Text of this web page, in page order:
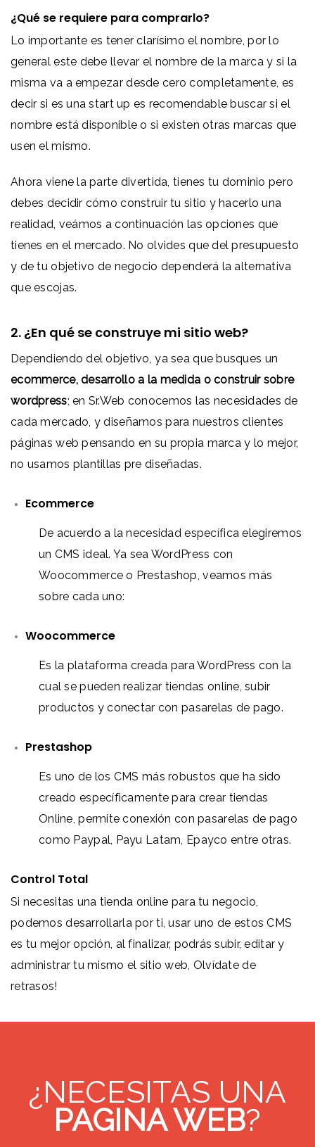
¿Qué se requiere para comprarlo?
Lo importante es tener clarísimo el nombre, por lo
general este debe llevar el nombre de la marca y si la
misma va a empezar desde cero completamente, es
decir si es una start up es recomendable buscar si el
nombre está disponible o si existen otras marcas que
usen el mismo.
Ahora viene la parte divertida, tienes tu dominio pero
debes decidir cómo construir tu sitio y hacerlo una
realidad, veámos a continuación las opciones que
tienes en el mercado. No olvides que del presupuesto
y de tu objetivo de negocio dependerá la alternativa
que escojas.
2. ¿En qué se construye mi sitio web?
Dependiendo del objetivo, ya sea que busques un
ecommerce, desarrollo a la medida o construir sobre
wordpress; en Sr.Web conocemos las necesidades de
cada mercado, y diseñamos para nuestros clientes
páginas web pensando en su propia marca y lo mejor,
no usamos plantillas pre diseñadas.
Ecommerce
De acuerdo a la necesidad específica elegiremos
un CMS ideal. Ya sea WordPress con
Woocommerce o Prestashop, veamos más
sobre cada uno:
Woocommerce
Es la plataforma creada para WordPress con la
cual se pueden realizar tiendas online, subir
productos y conectar con pasarelas de pago.
Prestashop
Es uno de los CMS más robustos que ha sido
creado específicamente para crear tiendas
Online, permite conexión con pasarelas de pago
como Paypal, Payu Latam, Epayco entre otras.
Control Total
Si necesitas una tienda online para tu negocio,
podemos desarrollarla por ti, usar uno de estos CMS
es tu mejor opción, al finalizar, podrás subir, editar y
administrar tu mismo el sitio web, Olvídate de
retrasos!
¿NECESITAS UNA
PAGINA WEB?